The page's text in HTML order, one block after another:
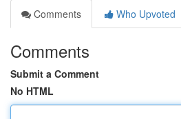
Comments
Who Upvoted
Comments
Submit a Comment
No HTML